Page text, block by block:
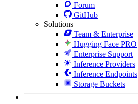
Forum
GitHub
Solutions
Team & Enterprise
Hugging Face PRO
Enterprise Support
Inference Providers
Inference Endpoints
Storage Buckets